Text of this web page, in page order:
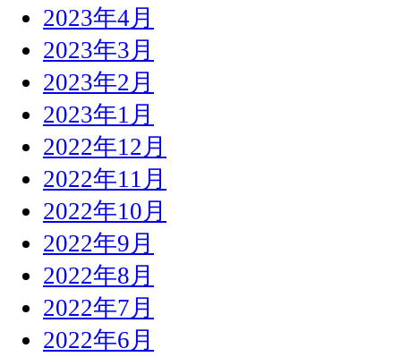
2023年4月
2023年3月
2023年2月
2023年1月
2022年12月
2022年11月
2022年10月
2022年9月
2022年8月
2022年7月
2022年6月